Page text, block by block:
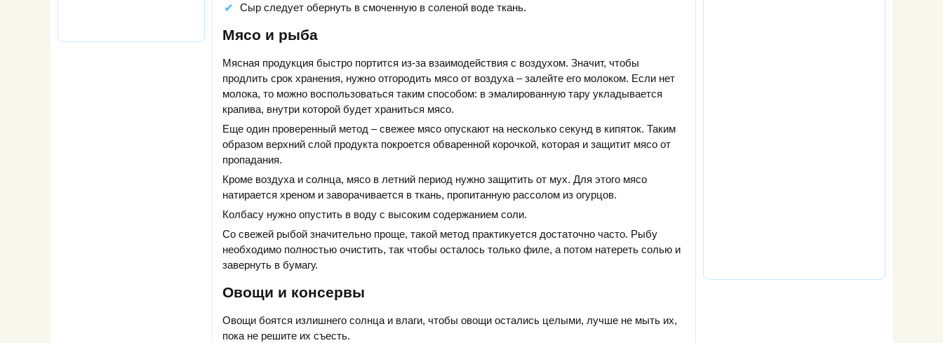
Сыр следует обернуть в смоченную в соленой воде ткань.
Мясо и рыба
Мясная продукция быстро портится из-за взаимодействия с воздухом. Значит, чтобы
продлить срок хранения, нужно отгородить мясо от воздуха – залейте его молоком. Если нет
молока, то можно воспользоваться таким способом: в эмалированную тару укладывается
крапива, внутри которой будет храниться мясо.
Еще один проверенный метод – свежее мясо опускают на несколько секунд в кипяток. Таким
образом верхний слой продукта покроется обваренной корочкой, которая и защитит мясо от
пропадания.
Кроме воздуха и солнца, мясо в летний период нужно защитить от мух. Для этого мясо
натирается хреном и заворачивается в ткань, пропитанную рассолом из огурцов.
Колбасу нужно опустить в воду с высоким содержанием соли.
Со свежей рыбой значительно проще, такой метод практикуется достаточно часто. Рыбу
необходимо полностью очистить, так чтобы осталось только филе, а потом натереть солью и
завернуть в бумагу.
Овощи и консервы
Овощи боятся излишнего солнца и влаги, чтобы овощи остались целыми, лучше не мыть их,
пока не решите их съесть.